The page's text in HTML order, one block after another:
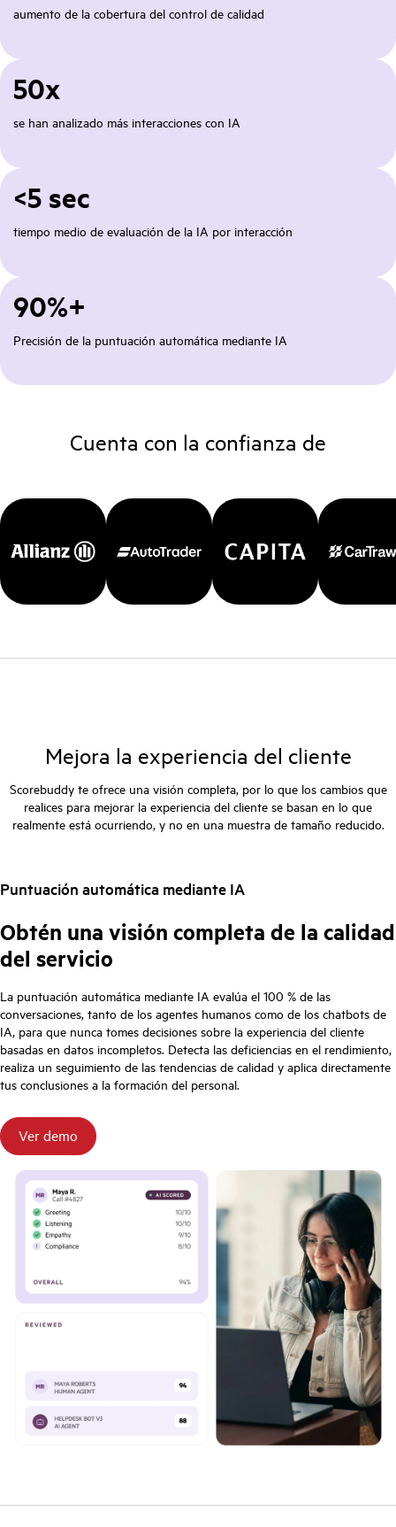
90%+
Precisión de la puntuación automática mediante IA
<5 sec
tiempo medio de evaluación de la IA por interacción
50x
se han analizado más interacciones con IA
aumento de la cobertura del control de calidad
Cuenta con la confianza de
Mejora la experiencia del cliente
Scorebuddy te ofrece una visión completa, por lo que los cambios que
realices para mejorar la experiencia del cliente se basan en lo que
realmente está ocurriendo, y no en una muestra de tamaño reducido.
Puntuación automática mediante IA
Obtén una visión completa de la calidad
del servicio
La puntuación automática mediante IA evalúa el 100 % de las
conversaciones, tanto de los agentes humanos como de los chatbots de
IA, para que nunca tomes decisiones sobre la experiencia del cliente
basadas en datos incompletos. Detecta las deficiencias en el rendimiento,
realiza un seguimiento de las tendencias de calidad y aplica directamente
tus conclusiones a la formación del personal.
Ver demo